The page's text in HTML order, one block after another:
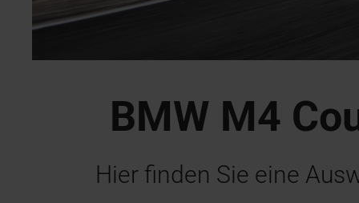
BMW M4
Hier finden Sie eine